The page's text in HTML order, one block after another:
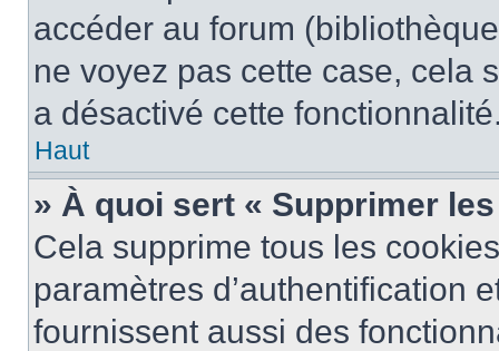
accéder au forum
ne voyez pas cette case, cela
a désactivé cette
Haut
» À quoi sert « Supprimer
Cela supprime tous les
paramètres d’authentification
fournissent aussi des